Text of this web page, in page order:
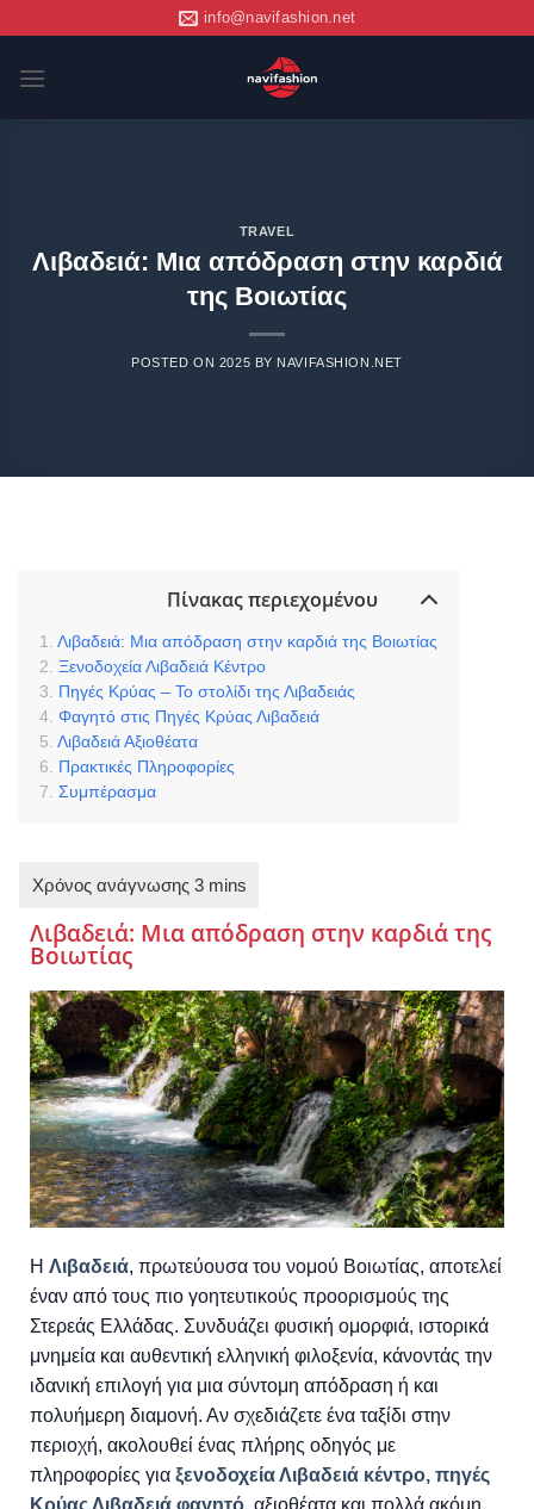
info@navifashion.net
TRAVEL
Λιβαδειά: Μια απόδραση στην καρδιά
της Βοιωτίας
POSTED ON 2025 BY NAVIFASHION.NET
Πίνακας περιεχομένου
Λιβαδειά: Μια απόδραση στην καρδιά της Βοιωτίας
Ξενοδοχεία Λιβαδειά Κέντρο
Πηγές Κρύας – Το στολίδι της Λιβαδειάς
Φαγητό στις Πηγές Κρύας Λιβαδειά
Λιβαδειά Αξιοθέατα
Πρακτικές Πληροφορίες
Συμπέρασμα
Λιβαδειά: Μια απόδραση στην καρδιά της
Βοιωτίας
Η Λιβαδειά, πρωτεύουσα του νομού Βοιωτίας, αποτελεί
έναν από τους πιο γοητευτικούς προορισμούς της
Στερεάς Ελλάδας. Συνδυάζει φυσική ομορφιά, ιστορικά
μνημεία και αυθεντική ελληνική φιλοξενία, κάνοντάς την
ιδανική επιλογή για μια σύντομη απόδραση ή και
πολυήμερη διαμονή. Αν σχεδιάζετε ένα ταξίδι στην
περιοχή, ακολουθεί ένας πλήρης οδηγός με
πληροφορίες για ξενοδοχεία Λιβαδειά κέντρο, πηγές
Κρύας Λιβαδειά φαγητό, αξιοθέατα και πολλά ακόμη.